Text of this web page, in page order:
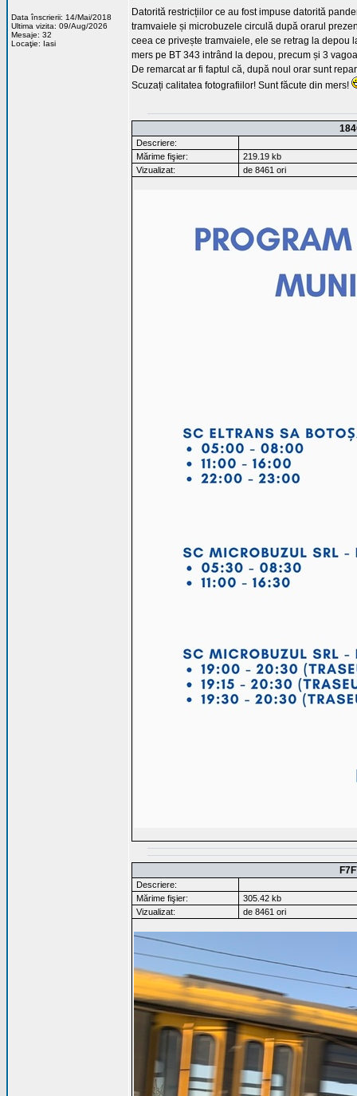
Data înscrierii: 14/Mai/2018
Ultima vizita: 09/Aug/2026
Mesaje: 32
Locaţie: Iasi
Datorită restricțiilor ce au fost impuse datorită
tramvaiele și microbuzele circulă după orarul
ceea ce privește tramvaiele, ele se retrag la depou
mers pe BT 343 intrând la depou, precum și 3
De remarcat ar fi faptul că, după noul orar sunt
Scuzați calitatea fotografiilor! Sunt făcute din mers!
Descriere:
Mărime fişier:
219.19 kb
Vizualizat:
de 8461 ori
Descriere:
Mărime fişier:
305.42 kb
Vizualizat:
de 8461 ori